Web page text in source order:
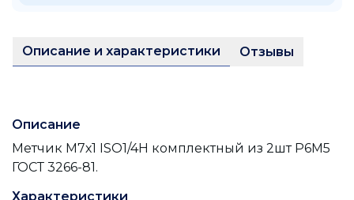
Описание и характеристики Отзывы
Описание
Метчик М7х1 ISO1/4H комплектный из 2шт Р6М5
ГОСТ 3266-81.
Характеристики